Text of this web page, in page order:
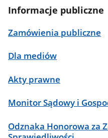
Informacje publiczne
Zamówienia publiczne
Dla mediów
Akty prawne
Monitor Sądowy i
Odznaka Honorowa za